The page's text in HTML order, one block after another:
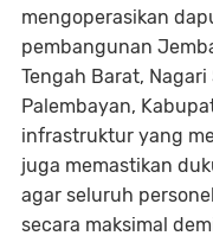
mengoperasikan
pembangunan
Tengah Barat,
Palembayan,
infrastruktur yang
juga memastikan
agar seluruh
secara maksimal